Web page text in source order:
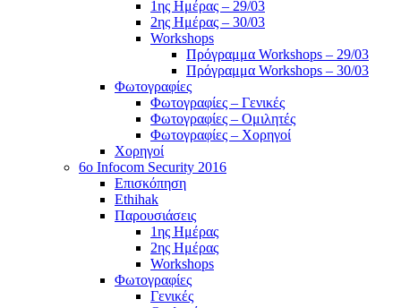
1ης Ημέρας – 29/03
2ης Ημέρας – 30/03
Workshops
Πρόγραμμα Workshops – 29/03
Πρόγραμμα Workshops – 30/03
Φωτογραφίες
Φωτογραφίες – Γενικές
Φωτογραφίες – Ομιλητές
Φωτογραφίες – Χορηγοί
Χορηγοί
6o Infocom Security 2016
Επισκόπηση
Ethihak
Παρουσιάσεις
1ης Ημέρας
2ης Ημέρας
Workshops
Φωτογραφίες
Γενικές